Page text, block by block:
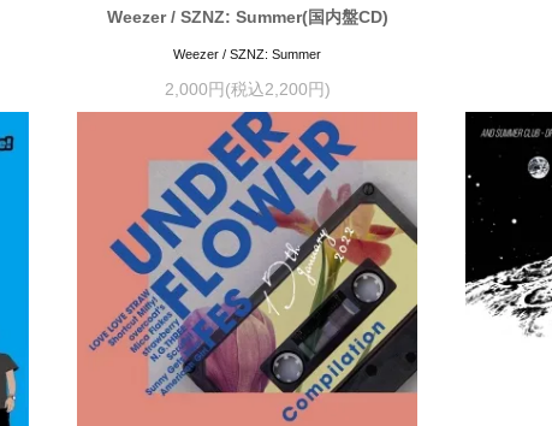
Weezer / SZNZ: Summer(国内盤CD)
Weezer / SZNZ: Summer
2,000円(税込2,200円)